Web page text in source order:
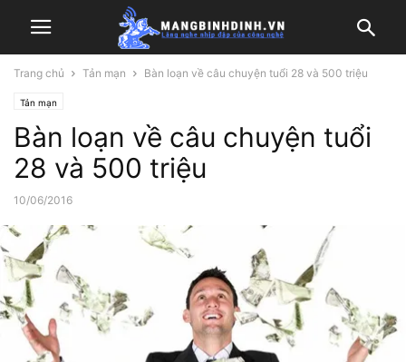
Trang chủ Tản mạn Bàn loạn về câu chuyện tuổi 28 và 500 triệu
Tản mạn
Bàn loạn về câu chuyện tuổi
28 và 500 triệu
10/06/2016